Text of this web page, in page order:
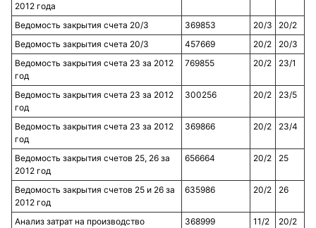
2012 года
Ведомость закрытия счета 20/3 369853 20/3
20/2
Ведомость закрытия счета 20/3
457669 20/2
20/3
Ведомость закрытия счета 23 за 2012
год
769855 20/2 23/1
Ведомость закрытия счета 23 за 2012
год
300256 20/2 23/5
Ведомость закрытия счета 23 за 2012
год
369866 20/2 23/4
Ведомость закрытия счетов 25, 26 за
2012 год
656664 20/2 25
Ведомость закрытия счетов 25 и 26 за
2012 год
635986 20/2 26
Анализ затрат на производство
368999 11/2 20/2